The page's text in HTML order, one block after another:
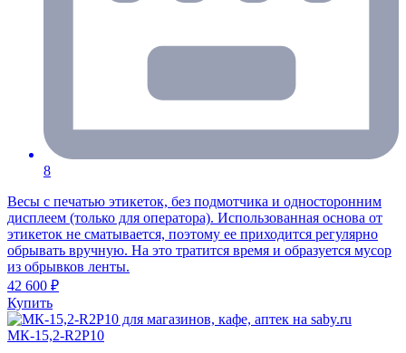
8
Весы с печатью этикеток, без подмотчика и односторонним
дисплеем (только для оператора). Использованная основа от
этикеток не сматывается, поэтому ее приходится регулярно
обрывать вручную. На это тратится время и образуется мусор
из обрывков ленты.
42 600 ₽
Купить
МК-15,2-R2P10